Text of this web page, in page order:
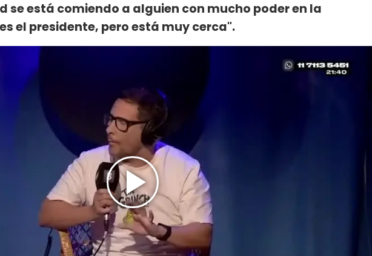
se está comiendo a alguien con mucho poder en la
el presidente, pero está muy cerca".